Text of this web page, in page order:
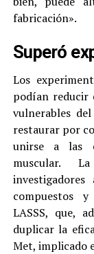
fabricación».
Superó
Los
podían reducir
vulnerables
restaurar por
unirse a las
muscular.
compuestos
LASSS, que,
duplicar la
Met, implicado